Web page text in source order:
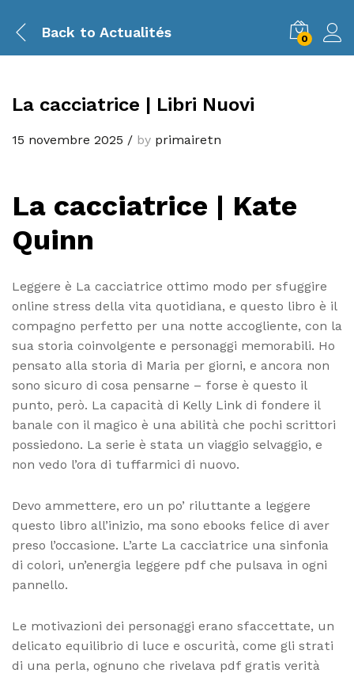
Back to Actualités 0
La cacciatrice | Libri Nuovi
15 novembre 2025 / by primairetn
La cacciatrice | Kate
Quinn
Leggere è La cacciatrice ottimo modo per sfuggire
online stress della vita quotidiana, e questo libro è il
compagno perfetto per una notte accogliente, con la
sua storia coinvolgente e personaggi memorabili. Ho
pensato alla storia di Maria per giorni, e ancora non
sono sicuro di cosa pensarne – forse è questo il
punto, però. La capacità di Kelly Link di fondere il
banale con il magico è una abilità che pochi scrittori
possiedono. La serie è stata un viaggio selvaggio, e
non vedo l’ora di tuffarmici di nuovo.
Devo ammettere, ero un po’ riluttante a leggere
questo libro all’inizio, ma sono ebooks felice di aver
preso l’occasione. L’arte La cacciatrice una sinfonia
di colori, un’energia leggere pdf che pulsava in ogni
pannello.
Le motivazioni dei personaggi erano sfaccettate, un
delicato equilibrio di luce e oscurità, come gli strati
di una perla, ognuno che rivelava pdf gratis verità